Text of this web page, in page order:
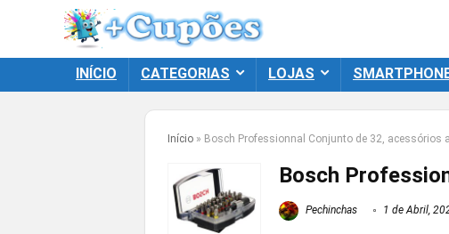
INÍCIO CATEGORIAS LOJAS
Início » Bosch Professionnal Conjunto de 32, acessórios
Bosch
Pechinchas 1 de Abril,